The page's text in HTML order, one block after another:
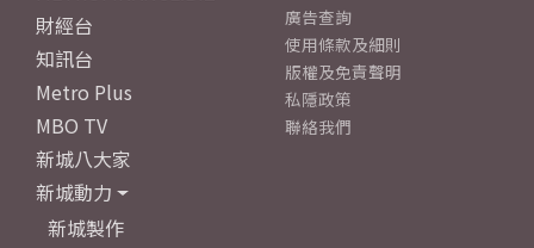
財經台
知訊台
Metro Plus
MBO TV
新城八大家
新城動力
新城製作
廣告查詢
使用條款及細則
版權及免責聲明
私隱政策
聯絡我們